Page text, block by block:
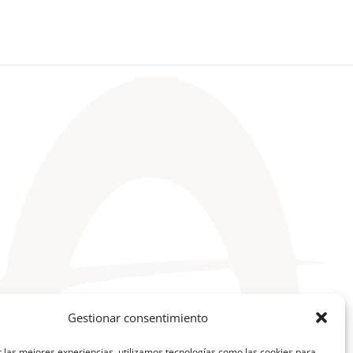
Gestionar consentimiento